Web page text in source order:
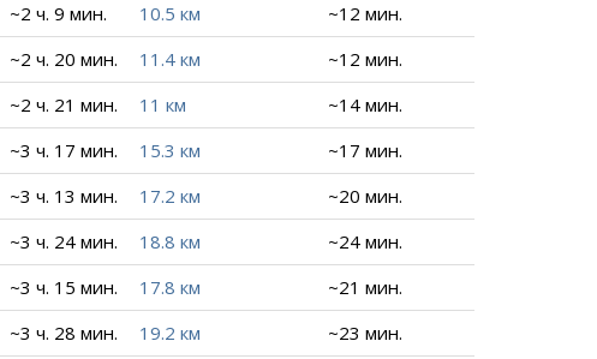
~2 ч. 9 мин. 10.5 км
~12 мин.
~2 ч. 20 мин. 11.4 км
~12 мин.
~2 ч. 21 мин. 11 км
~14 мин.
~3 ч. 17 мин. 15.3 км
~17 мин.
~3 ч. 13 мин. 17.2 км
~20 мин.
~3 ч. 24 мин. 18.8 км
~24 мин.
~3 ч. 15 мин. 17.8 км
~21 мин.
~3 ч. 28 мин. 19.2 км
~23 мин.